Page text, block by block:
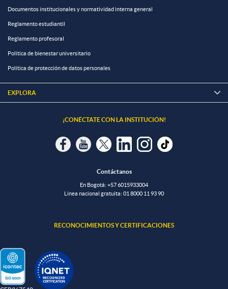
Documentos institucionales y normatividad interna general
Reglamento estudiantil
Reglamento profesoral
Política de bienestar universitario
Política de protección de datos personales
EXPLORA 
¡CONÉCTATE CON LA INSTITUCIÓN!
Contáctanos
En Bogotá: +57 6015933004
Línea nacional gratuita: 01 8000 11 93 90
RECONOCIMIENTOS Y CERTIFICACIONES